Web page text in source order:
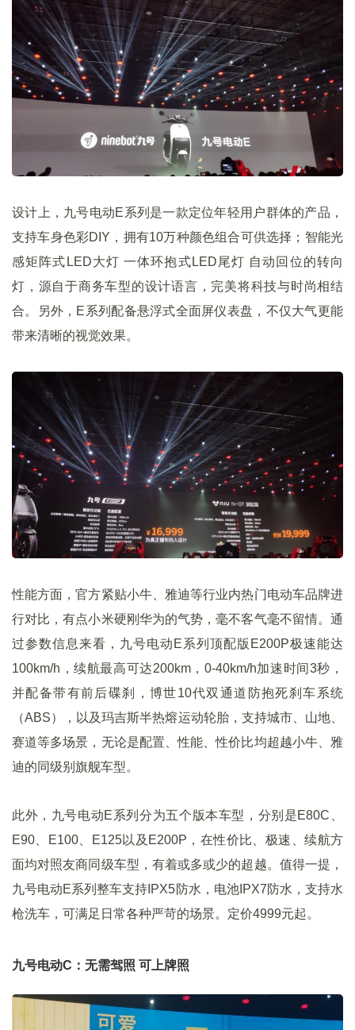
设计上，九号电动E系列是一款定位年轻用户群体的产品，
支持车身色彩DIY，拥有10万种颜色组合可供选择；智能光
感矩阵式LED大灯 一体环抱式LED尾灯 自动回位的转向
灯，源自于商务车型的设计语言，完美将科技与时尚相结
合。另外，E系列配备悬浮式全面屏仪表盘，不仅大气更能
带来清晰的视觉效果。
性能方面，官方紧贴小牛、雅迪等行业内热门电动车品牌进
行对比，有点小米硬刚华为的气势，毫不客气毫不留情。通
过参数信息来看，九号电动E系列顶配版E200P极速能达
100km/h，续航最高可达200km，0-40km/h加速时间3秒，
并配备带有前后碟刹，博世10代双通道防抱死刹车系统
（ABS），以及玛吉斯半热熔运动轮胎，支持城市、山地、
赛道等多场景，无论是配置、性能、性价比均超越小牛、雅
迪的同级别旗舰车型。
此外，九号电动E系列分为五个版本车型，分别是E80C、
E90、E100、E125以及E200P，在性价比、极速、续航方
面均对照友商同级车型，有着或多或少的超越。值得一提，
九号电动E系列整车支持IPX5防水，电池IPX7防水，支持水
枪洗车，可满足日常各种严苛的场景。定价4999元起。
九号电动C：无需驾照 可上牌照